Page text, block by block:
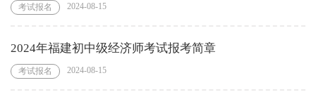
考试报名 2024-08-15
2024年福建初中级经济师考试报考简章
考试报名 2024-08-15